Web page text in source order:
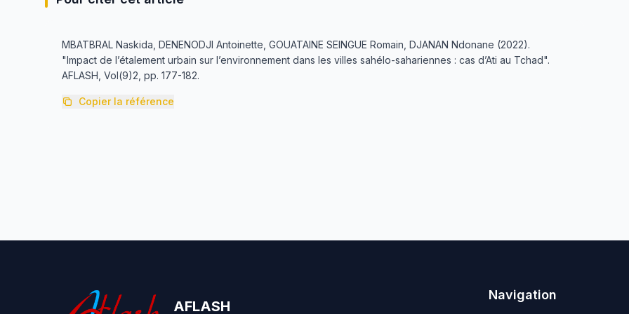
MBATBRAL Naskida, DENENODJI Antoinette, GOUATAINE SEINGUE Romain, DJANAN Ndonane (2022).
"Impact de l’étalement urbain sur l’environnement dans les villes sahélo-sahariennes : cas d’Ati au Tchad".
AFLASH, Vol(9)2, pp. 177-182.
Copier la référence
AFLASH
Navigation